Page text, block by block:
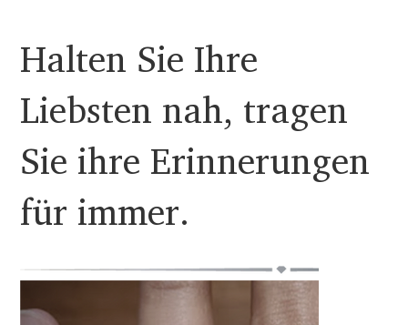
Halten Sie Ihre
Liebsten nah, tragen
Sie ihre Erinnerungen
für immer.